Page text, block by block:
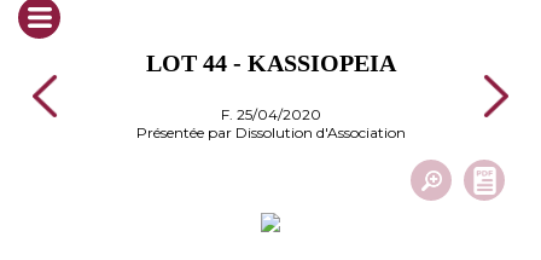
LOT 44 - KASSIOPEIA
F. 25/04/2020
Présentée par Dissolution d'Association